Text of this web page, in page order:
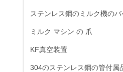
ステンレス鋼のミルク機のバ
ミルク マシン の 爪
KF真空装置
304のステンレス鋼の管付属